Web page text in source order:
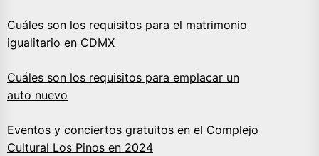
Cuáles son los requisitos para el matrimonio
igualitario en CDMX
Cuáles son los requisitos para emplacar un
auto nuevo
Eventos y conciertos gratuitos en el Complejo
Cultural Los Pinos en 2024